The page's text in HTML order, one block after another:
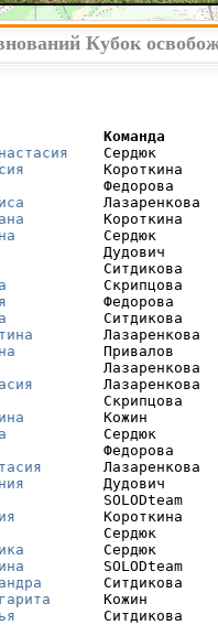
Кубок
Команда
Сердюк
Короткина
Федорова
Короткина
Сердюк
Дудович
Ситдикова
Скрипцова
Федорова
Ситдикова
Лазаренкова
Привалов
Лазаренкова
Скрипцова
Кожин
Сердюк
Федорова
Лазаренкова
Дудович
SOLODteam
Короткина
Сердюк
Сердюк
SOLODteam
Ситдикова
Кожин
Ситдикова